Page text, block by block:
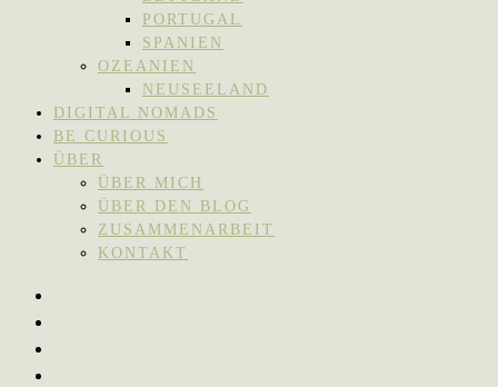
PORTUGAL
SPANIEN
OZEANIEN
NEUSEELAND
DIGITAL NOMADS
BE CURIOUS
ÜBER
ÜBER MICH
ÜBER DEN BLOG
ZUSAMMENARBEIT
KONTAKT